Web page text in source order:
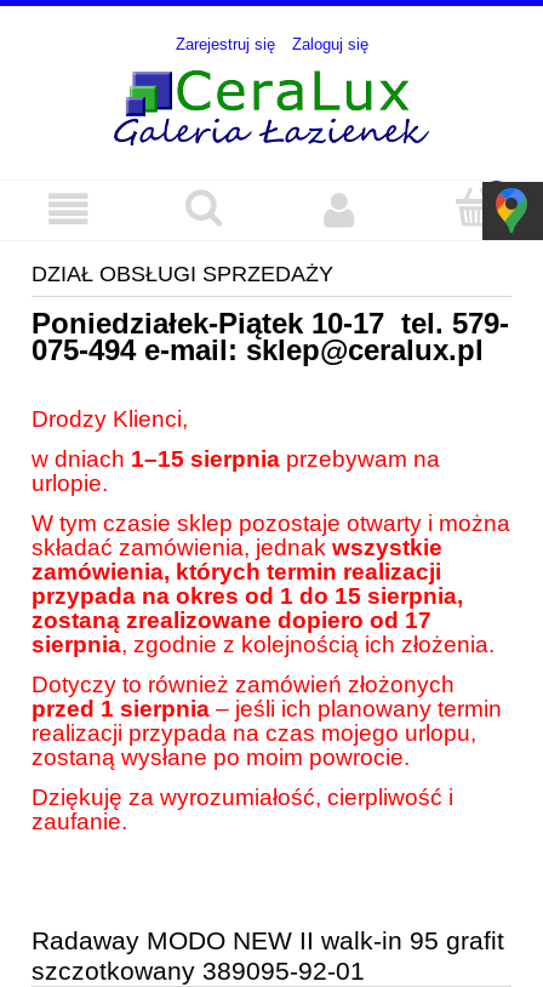
Zarejestruj się Zaloguj się
DZIAŁ OBSŁUGI SPRZEDAŻY
Poniedziałek-Piątek 10-17 tel. 579-
075-494e-mail: sklep@ceralux.pl
Drodzy Klienci,
w dniach 1–15 sierpnia przebywam na
urlopie.
W tym czasie sklep pozostaje otwarty i można
składać zamówienia, jednak wszystkie
zamówienia, których termin realizacji
przypada na okres od 1 do 15 sierpnia,
zostaną zrealizowane dopiero od 17
sierpnia, zgodnie z kolejnością ich złożenia.
Dotyczy to również zamówień złożonych
przed 1 sierpnia – jeśli ich planowany termin
realizacji przypada na czas mojego urlopu,
zostaną wysłane po moim powrocie.
Dziękuję za wyrozumiałość, cierpliwość i
zaufanie.
Radaway MODO NEW II walk-in 95 grafit
szczotkowany 389095-92-01